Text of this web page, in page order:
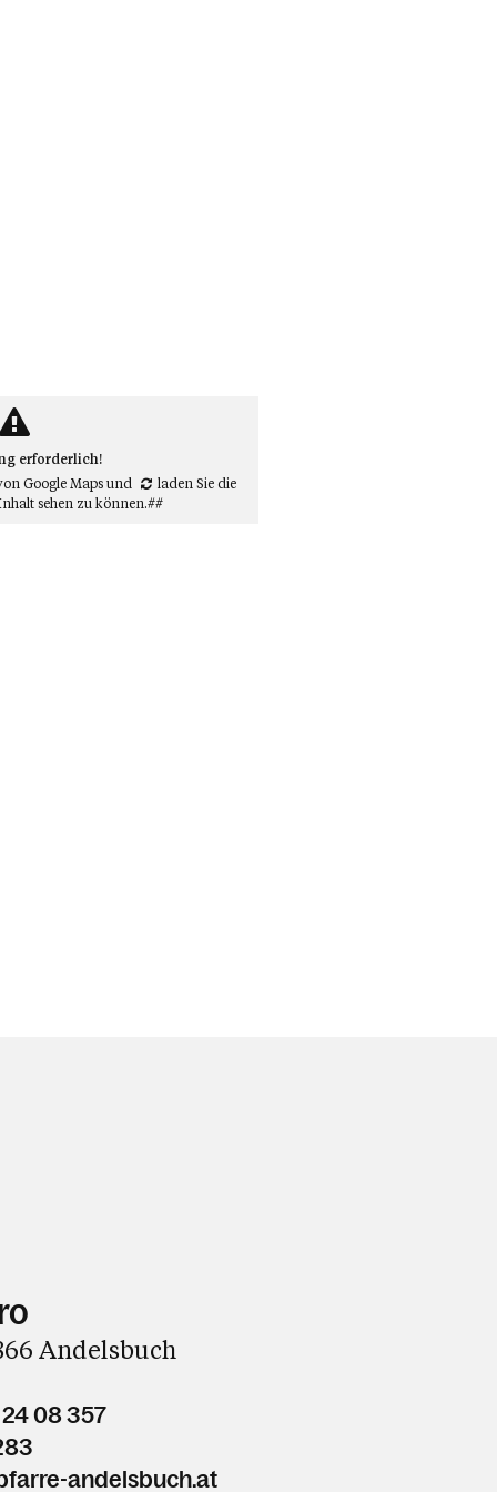
erforderlich!
Google Mapsund
laden Sie die
sehen zu können.##
Andelsbuch
08 357
andelsbuch.at